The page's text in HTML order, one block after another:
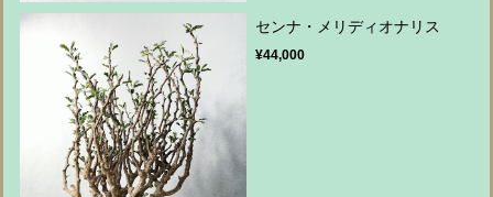
センナ・メリディオナリス
¥44,000